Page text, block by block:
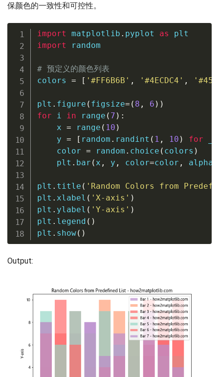
保颜色的一致性和可控性。
import matplotlib . pyplot as
import random
# 预定义的颜色列表
colors = [ '#FF6B6B' , '#4ECDC4' ,
plt . figure ( figsize= ( 8 , 6 ) )
for i in range ( 7 ) :
    x
= range ( 10 )
    y
= [ random . randint ( 1 , 10 ) for
    color
= random . choice ( colors )
    plt
. bar ( x , y , color=color , alpha
plt . title ( 'Random Colors from
plt . xlabel ( 'X-axis' )
plt . ylabel ( 'Y-axis' )
plt . legend ( )
plt . show( )
Output: